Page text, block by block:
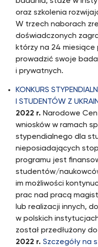
oraz szkolenia
W trzech naborach
doświadczonych
którzy na 24 miesiące
prowadzić swoje
i prywatnych.
KONKURS
I STUDENTÓW Z
2022 r. Narodowe
wniosków w ramach
stypendialnego dla
nieposiadających
programu jest
studentów/
im możliwości
prac nad pracą
lub realizacji innych,
w polskich
został przedłużony do
2022 r. Szczegóły na